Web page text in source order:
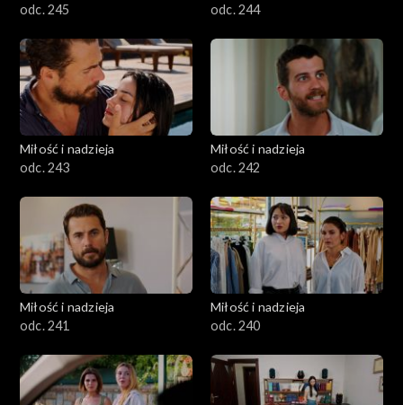
odc. 245
odc. 244
Miłość i nadzieja
odc. 243
Miłość i nadzieja
odc. 242
Miłość i nadzieja
odc. 241
Miłość i nadzieja
odc. 240